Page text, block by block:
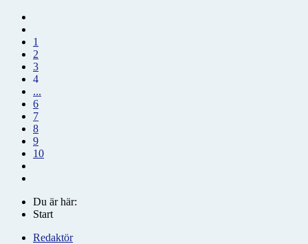
1
2
3
4
...
6
7
8
9
10
Du är här:
Start
Redaktör